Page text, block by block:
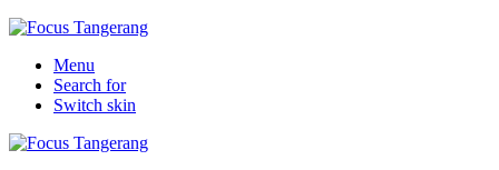
Menu
Search for
Switch skin